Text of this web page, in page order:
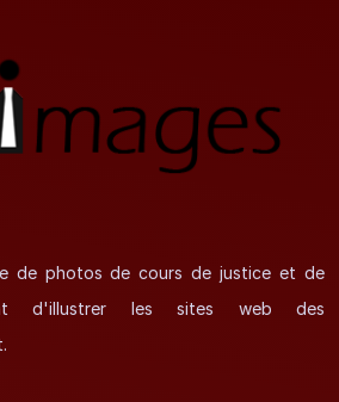
de photos de cours de justice et de
d'illustrer les sites web des